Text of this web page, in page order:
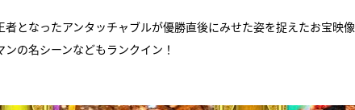
となったアンタッチャブルが優勝直後にみせた姿を捉えたお宝映像
の名シーンなどもランクイン！